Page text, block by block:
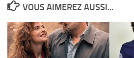
VOUS AIMEREZ AUSSI...